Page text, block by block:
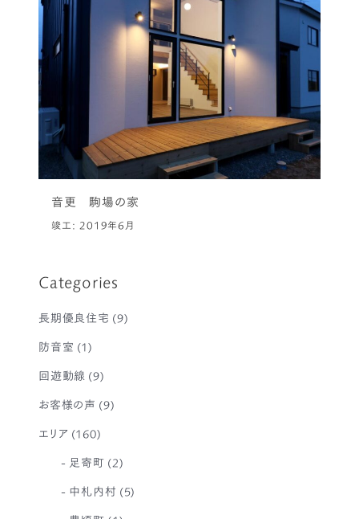
音更 駒場の家
竣工: 2019年6月
Categories
長期優良住宅 (9)
防音室 (1)
回遊動線 (9)
お客様の声 (9)
エリア (160)
足寄町 (2)
中札内村 (5)